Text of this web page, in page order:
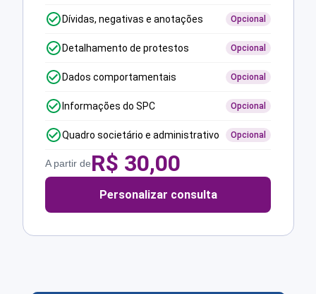
Dívidas, negativas e anotações Opcional
Detalhamento de protestos Opcional
Dados comportamentais Opcional
Informações do SPC Opcional
Quadro societário e administrativo Opcional
A partir deR$ 30,00
Personalizar consulta